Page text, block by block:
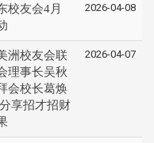
校友会4月
2026-04-08
洲校友会联
理事长吴秋
会校长葛焕
享招才招财
2026-04-07